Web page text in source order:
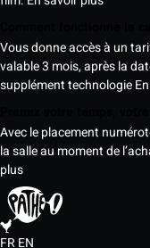
Vous donne accès à un
valable 3 mois, après la
supplément technologie
Avec le placement
la salle au moment de
plus
FREN